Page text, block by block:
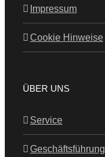
Impressum
Cookie Hinweise
ÜBER UNS
Service
Geschäftsführung